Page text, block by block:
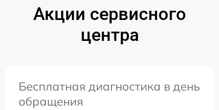
Акции сервисного
центра
Бесплатная диагностика в день
обращения